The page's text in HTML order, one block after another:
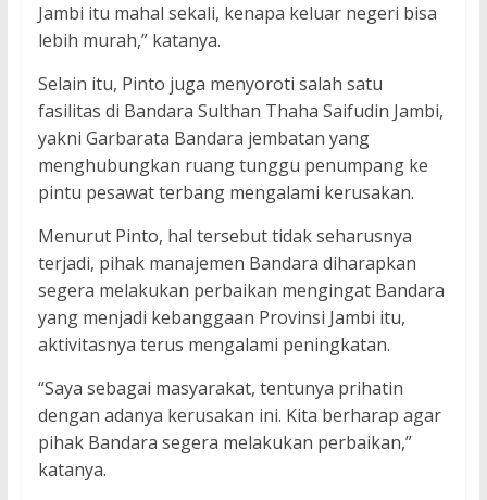
Jambi itu mahal sekali, kenapa keluar negeri bisa
lebih murah,” katanya.
Selain itu, Pinto juga menyoroti salah satu
fasilitas di Bandara Sulthan Thaha Saifudin Jambi,
yakni Garbarata Bandara jembatan yang
menghubungkan ruang tunggu penumpang ke
pintu pesawat terbang mengalami kerusakan.
Menurut Pinto, hal tersebut tidak seharusnya
terjadi, pihak manajemen Bandara diharapkan
segera melakukan perbaikan mengingat Bandara
yang menjadi kebanggaan Provinsi Jambi itu,
aktivitasnya terus mengalami peningkatan.
“Saya sebagai masyarakat, tentunya prihatin
dengan adanya kerusakan ini. Kita berharap agar
pihak Bandara segera melakukan perbaikan,”
katanya.